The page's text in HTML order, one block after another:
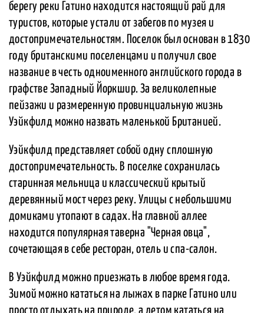
берегу реки Гатино находится настоящий рай для
туристов, которые устали от забегов по музея и
достопримечательностям. Поселок был основан в 1830
году британскими поселенцами и получил свое
название в честь одноименного английского города в
графстве Западный Йоркшир. За великолепные
пейзажи и размеренную провинциальную жизнь
Уэйкфилд можно назвать маленькой Британией.
Уэйкфилд представляет собой одну сплошную
достопримечательность. В поселке сохранилась
старинная мельница и классический крытый
деревянный мост через реку. Улицы с небольшими
домиками утопают в садах. На главной аллее
находится популярная таверна "Черная овца",
сочетающая в себе ресторан, отель и спа-салон.
В Уэйкфилд можно приезжать в любое время года.
Зимой можно кататься на лыжах в парке Гатино или